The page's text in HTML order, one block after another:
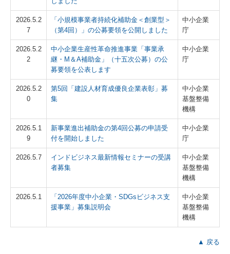
2026.5.2
7
「小規模事業者持続化補助金＜創業型＞
（第4回）」の公募要領を公開しました
中小企業
庁
2026.5.2
2
中小企業生産性革命推進事業「事業承
継・M＆A補助金」（十五次公募）の公
募要領を公表します
中小企業
庁
2026.5.2
0
第5回「建設人材育成優良企業表彰」募
集
中小企業
基盤整備
機構
2026.5.1
9
新事業進出補助金の第4回公募の申請受
付を開始しました
中小企業
庁
2026.5.7
インドビジネス最新情報セミナーの受講
者募集
中小企業
基盤整備
機構
2026.5.1
「2026年度中小企業・SDGsビジネス支
援事業」募集説明会
中小企業
基盤整備
機構
▲ 戻る